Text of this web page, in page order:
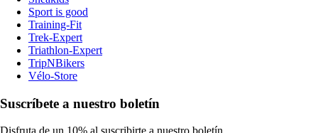
Sport is good
Training-Fit
Trek-Expert
Triathlon-Expert
TripNBikers
Vélo-Store
Suscríbete a nuestro boletín